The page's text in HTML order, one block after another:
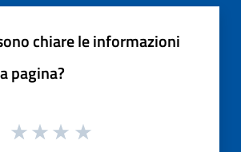
chiare le informazioni
pagina?